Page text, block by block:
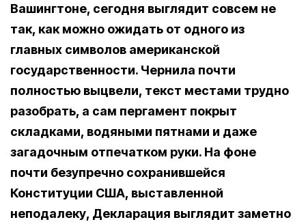
Вашингтоне, сегодня выглядит совсем не
так, как можно ожидать от одного из
главных символов американской
государственности. Чернила почти
полностью выцвели, текст местами трудно
разобрать, а сам пергамент покрыт
складками, водяными пятнами и даже
загадочным отпечатком руки. На фоне
почти безупречно сохранившейся
Конституции США, выставленной
неподалеку, Декларация выглядит заметно